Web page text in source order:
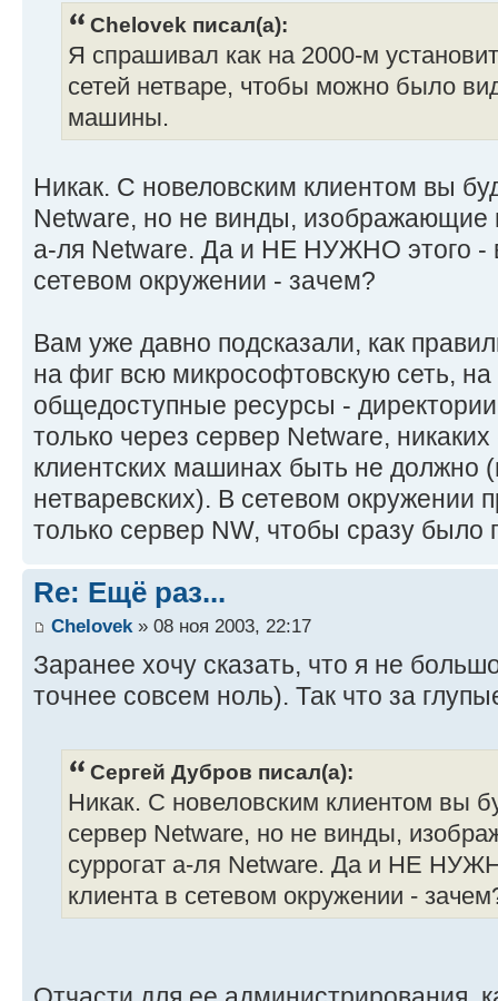
Chelovek писал(а):
Я спрашивал как на 2000-м
сетей нетваре, чтобы можно было
машины.
Никак. С новеловским клиентом вы
Netware, но не винды, изображающие
а-ля Netware. Да и НЕ НУЖНО этого -
сетевом окружении - зачем?
Вам уже давно подсказали, как
на фиг всю микрософтовскую сеть,
общедоступные ресурсы -
только через сервер Netware,
клиентских машинах быть не должно
нетваревских). В сетевом окружении
только сервер NW, чтобы сразу было
Re: Ещё раз...
Chelovek » 08 ноя 2003, 22:17
Заранее хочу сказать, что я не
точнее совсем ноль). Так что за
Сергей Дубров писал(а):
Никак. С новеловским клиентом вы
сервер Netware, но не винды,
суррогат а-ля Netware. Да и НЕ
клиента в сетевом окружении -